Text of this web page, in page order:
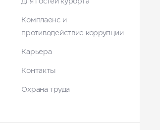
для гостей курорта
Комплаенс и
противодействие коррупции
Карьера
Контакты
Охрана труда